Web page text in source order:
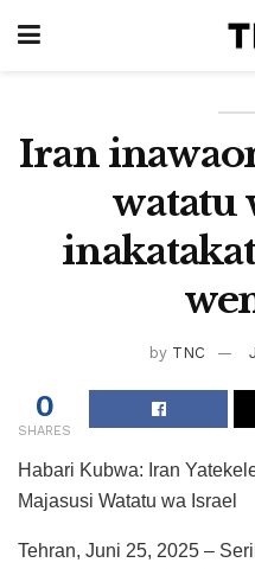
Iran
watatu
by TNC
0
SHARES
Habari Kubwa: Iran
Majasusi Watatu wa Israel
Tehran, Juni 25, 2025 –